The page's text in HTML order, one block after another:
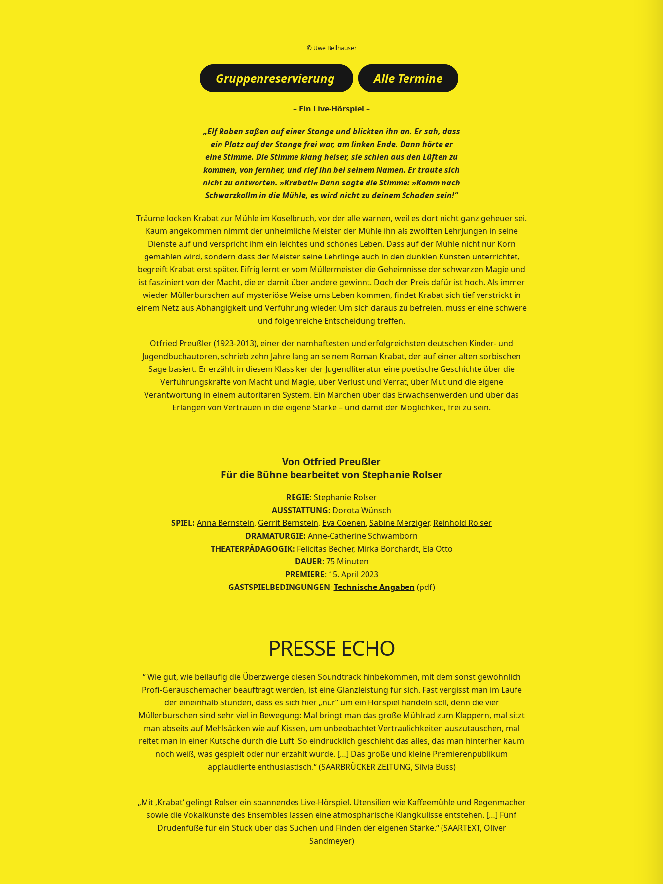
Gruppenreservierung Alle Termine
– Ein Live-Hörspiel –
„Elf Raben saßen auf einer Stange und blickten ihn an. Er sah, dass
ein Platz auf der Stange frei war, am linken Ende. Dann hörte er
eine Stimme. Die Stimme klang heiser, sie schien aus den Lüften zu
kommen, von fernher, und rief ihn bei seinem Namen. Er traute sich
nicht zu antworten. »Krabat!« Dann sagte die Stimme: »Komm nach
Schwarzkollm in die Mühle, es wird nicht zu deinem Schaden sein!“
Träume locken Krabat zur Mühle im Koselbruch, vor der alle warnen, weil es dort nicht ganz geheuer sei.
Kaum angekommen nimmt der unheimliche Meister der Mühle ihn als zwölften Lehrjungen in seine
Dienste auf und verspricht ihm ein leichtes und schönes Leben. Dass auf der Mühle nicht nur Korn
gemahlen wird, sondern dass der Meister seine Lehrlinge auch in den dunklen Künsten unterrichtet,
begreift Krabat erst später. Eifrig lernt er vom Müllermeister die Geheimnisse der schwarzen Magie und
ist fasziniert von der Macht, die er damit über andere gewinnt. Doch der Preis dafür ist hoch. Als immer
wieder Müllerburschen auf mysteriöse Weise ums Leben kommen, findet Krabat sich tief verstrickt in
einem Netz aus Abhängigkeit und Verführung wieder. Um sich daraus zu befreien, muss er eine schwere
und folgenreiche Entscheidung treffen.
Otfried Preußler (1923-2013), einer der namhaftesten und erfolgreichsten deutschen Kinder- und
Jugendbuchautoren, schrieb zehn Jahre lang an seinem Roman Krabat, der auf einer alten sorbischen
Sage basiert. Er erzählt in diesem Klassiker der Jugendliteratur eine poetische Geschichte über die
Verführungskräfte von Macht und Magie, über Verlust und Verrat, über Mut und die eigene
Verantwortung in einem autoritären System. Ein Märchen über das Erwachsenwerden und über das
Erlangen von Vertrauen in die eigene Stärke – und damit der Möglichkeit, frei zu sein.
Von Otfried Preußler
Für die Bühne bearbeitet von Stephanie Rolser
REGIE: Stephanie Rolser
AUSSTATTUNG: Dorota Wünsch
SPIEL: Anna Bernstein, Gerrit Bernstein, Eva Coenen, Sabine Merziger, Reinhold Rolser
DRAMATURGIE: Anne-Catherine Schwamborn
THEATERPÄDAGOGIK: Felicitas Becher, Mirka Borchardt, Ela Otto
DAUER: 75 Minuten
PREMIERE: 15. April 2023
GASTSPIELBEDINGUNGEN: Technische Angaben (pdf)
PRESSE ECHO
“ Wie gut, wie beiläufig die Überzwerge diesen Soundtrack hinbekommen, mit dem sonst gewöhnlich
Profi-Geräuschemacher beauftragt werden, ist eine Glanzleistung für sich. Fast vergisst man im Laufe
der eineinhalb Stunden, dass es sich hier „nur“ um ein Hörspiel handeln soll, denn die vier
Müllerburschen sind sehr viel in Bewegung: Mal bringt man das große Mühlrad zum Klappern, mal sitzt
man abseits auf Mehlsäcken wie auf Kissen, um unbeobachtet Vertraulichkeiten auszutauschen, mal
reitet man in einer Kutsche durch die Luft. So eindrücklich geschieht das alles, das man hinterher kaum
noch weiß, was gespielt oder nur erzählt wurde. […] Das große und kleine Premierenpublikum
applaudierte enthusiastisch.“ (SAARBRÜCKER ZEITUNG, Silvia Buss)
„Mit ‚Krabat‘ gelingt Rolser ein spannendes Live-Hörspiel. Utensilien wie Kaffeemühle und Regenmacher
sowie die Vokalkünste des Ensembles lassen eine atmosphärische Klangkulisse entstehen. […] Fünf
Drudenfüße für ein Stück über das Suchen und Finden der eigenen Stärke.“ (SAARTEXT, Oliver
Sandmeyer)
© Uwe Bellhäuser